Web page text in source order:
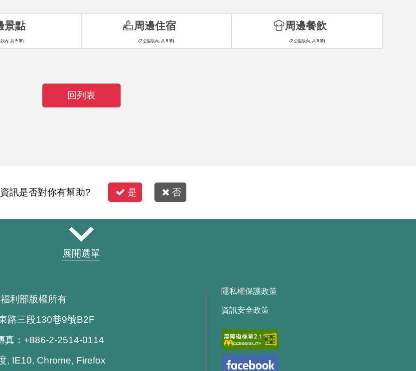
景點
內, 共 5 筆)
周邊住宿
(2 公里以內, 共 5 筆)
周邊餐飲
(2 公里以內, 共 6 筆)
回列表
訊是否對你有幫助? 是 否
展開選單
利部版權所有
路三段130巷9號B2F
：+886-2-2514-0114
, IE10, Chrome, Firefox
隱私權保護政策
資訊安全政策